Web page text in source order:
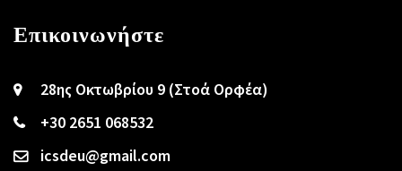
Επικοινωνήστε
28ης Οκτωβρίου 9 (Στοά Ορφέα)
+30 2651 068532
icsdeu@gmail.com